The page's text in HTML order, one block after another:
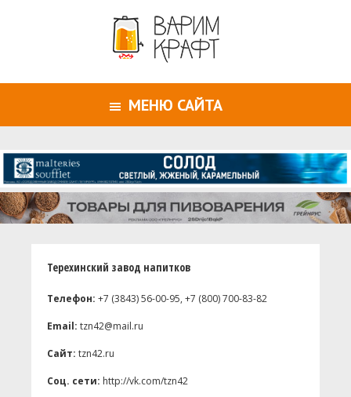
МЕНЮ САЙТА
Терехинский завод напитков
Телефон: +7 (3843) 56-00-95, +7 (800) 700-83-82
Email: tzn42@mail.ru
Сайт: tzn42.ru
Соц. сети: http://vk.com/tzn42